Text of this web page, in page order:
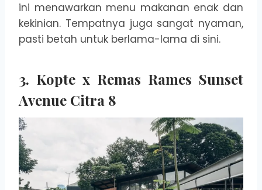
ini menawarkan menu makanan enak dan
kekinian. Tempatnya juga sangat nyaman,
pasti betah untuk berlama-lama di sini.
3. Kopte x Remas Rames Sunset
Avenue Citra 8